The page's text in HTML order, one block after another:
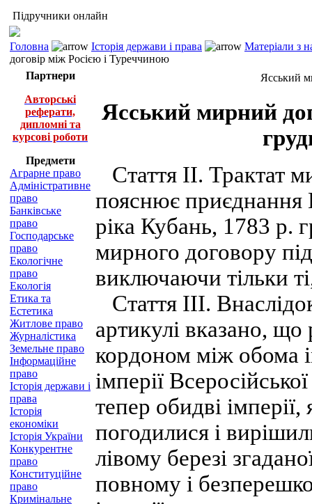
Підручники онлайн
Головна Історія держави і права
Матеріали з
договір між Росією і Туреччиною
Партнери
Авторські
реферати,
дипломні та
курсові роботи
Предмети
Аграрне право
Адміністративне
право
Банківське
право
Господарське
право
Екологічне
право
Екологія
Етика та
Естетика
Житлове право
Журналістика
Земельне право
Інформаційне
право
Історія держави і
права
Історія
економіки
Історія України
Конкурентне
право
Конституційне
право
Кримінальне
Ясський
Ясський мирний
Стаття II. Трактат
пояснює
ріка Кубань, 1783 р.
мирного договору
виключаючи тільки
Стаття III.
артикулі вказано, що
кордоном між обома
імперії
тепер обидві
погодилися і
лівому березі
повному і